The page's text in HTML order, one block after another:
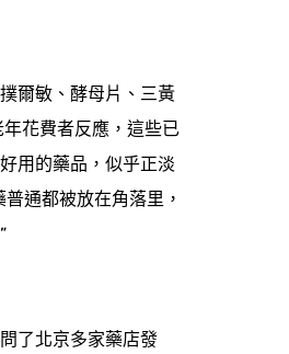
敏、酵母片、三黃
花費者反應，這些已
用的藥品，似乎正淡
通都被放在角落里，
北京多家藥店發